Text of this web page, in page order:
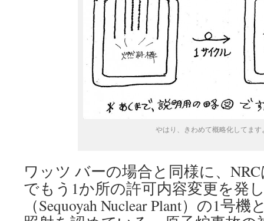
やはり、きわめて概略化してます
ワッツ バーの場合と同様に、
でもう1か所の許可内容変更を発
（Sequoyah Nuclear Plant）の1号